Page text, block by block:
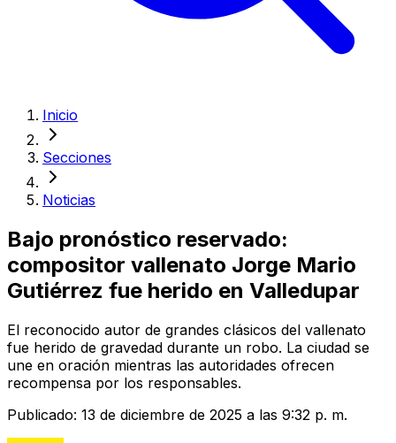
Inicio
Secciones
Noticias
Bajo pronóstico reservado:
compositor vallenato Jorge Mario
Gutiérrez fue herido en Valledupar
El reconocido autor de grandes clásicos del vallenato
fue herido de gravedad durante un robo. La ciudad se
une en oración mientras las autoridades ofrecen
recompensa por los responsables.
Publicado: 13 de diciembre de 2025 a las 9:32 p. m.